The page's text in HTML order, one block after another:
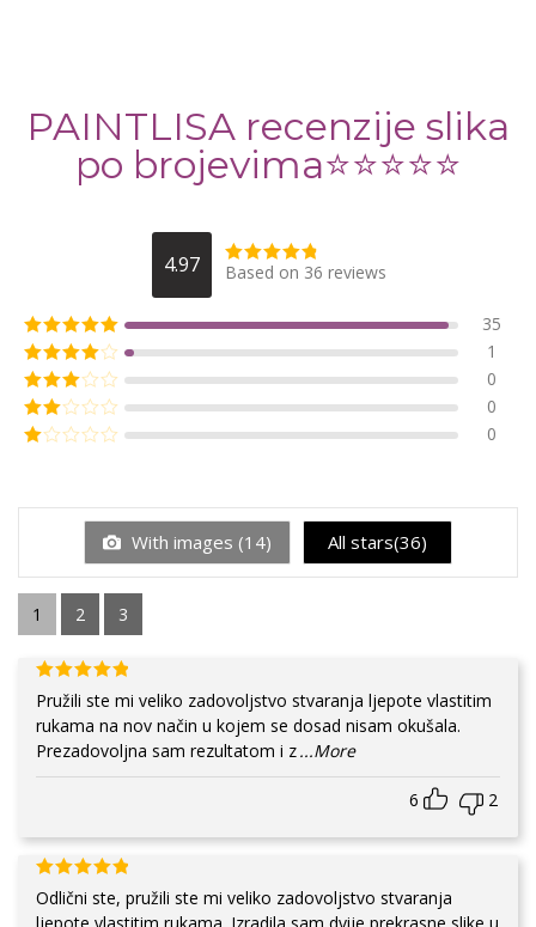
PAINTLISA recenzije slika
po brojevima⭐️⭐️⭐️⭐️⭐️
4.97 Based on 36 reviews
35
1
0
0
0
With images (14) All stars(36)
1 2 3
Pružili ste mi veliko zadovoljstvo stvaranja ljepote vlastitim
rukama na nov način u kojem se dosad nisam okušala.
Prezadovoljna sam rezultatom i z...More
6 2
Odlični ste, pružili ste mi veliko zadovoljstvo stvaranja
ljepote vlastitim rukama. Izradila sam dvije prekrasne slike u